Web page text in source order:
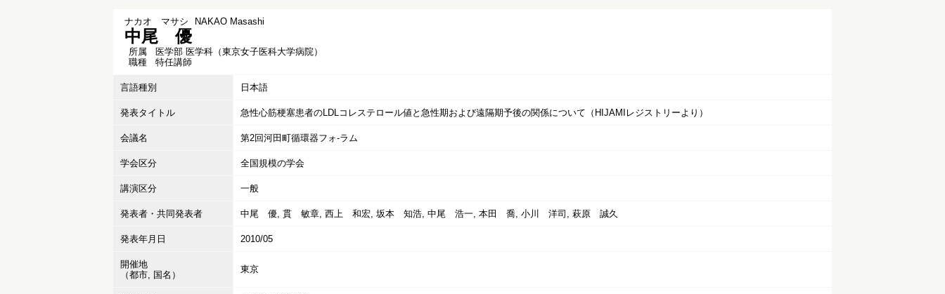
ナカオ マサシ NAKAO Masashi
中尾 優
所属
医学部 医学科（東京女子医科大学病院）
職種
特任講師
言語種別 日本語
発表タイトル 急性心筋梗塞患者のLDLコレステロール値と急性期および遠隔期予後の関係について（HIJAMIレジストリーより）
会議名 第2回河田町循環器フォ-ラム
学会区分 全国規模の学会
講演区分 一般
発表者・共同発表者 中尾 優, 貫 敏章, 西上 和宏, 坂本 知浩, 中尾 浩一, 本田 喬, 小川 洋司, 萩原 誠久
発表年月日 2010/05
開催地
（都市, 国名）
東京